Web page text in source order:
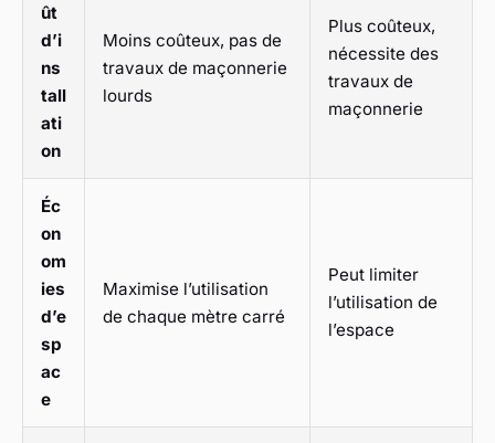
ût
d’i
ns
tall
ati
on
Moins coûteux, pas de
travaux de maçonnerie
lourds
Plus coûteux,
nécessite des
travaux de
maçonnerie
Éc
on
om
ies
d’e
sp
ac
e
Maximise l’utilisation
de chaque mètre carré
Peut limiter
l’utilisation de
l’espace